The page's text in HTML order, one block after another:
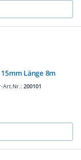
Länge 8m
Art.Nr.: 200101